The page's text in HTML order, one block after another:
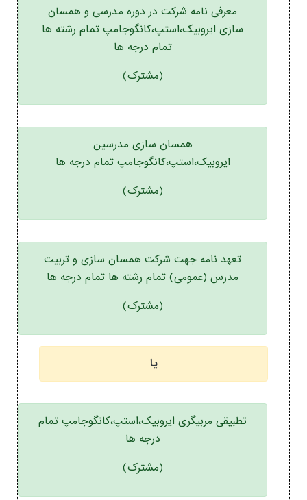
معرفی نامه شرکت در دوره مدرسی و همسان
سازی ایروبیک،استپ،کانگوجامپ تمام رشته ها
تمام درجه ها
(مشترک)
همسان سازی مدرسین
ایروبیک،استپ،کانگوجامپ تمام درجه ها
(مشترک)
تعهد نامه جهت شرکت همسان سازی و تربیت
مدرس (عمومی) تمام رشته ها تمام درجه ها
(مشترک)
یا
تطبیقی مربیگری ایروبیک،استپ،کانگوجامپ تمام
درجه ها
(مشترک)